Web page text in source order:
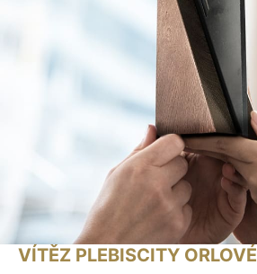
VÍTĚZ PLEBISCITY ORLOVÉ